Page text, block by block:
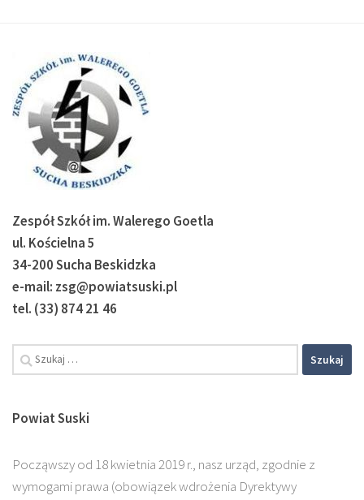
Zespół Szkół im. Walerego Goetla
ul. Kościelna 5
34-200 Sucha Beskidzka
e-mail: zsg@powiatsuski.pl
tel. (33) 874 21 46
Powiat Suski
Począwszy od 18 kwietnia 2019 r., nasz urząd, zgodnie z
wymogami prawa (obowiązek wdrożenia Dyrektywy